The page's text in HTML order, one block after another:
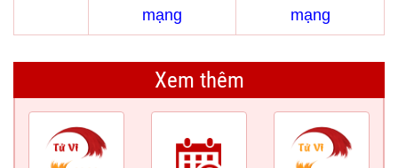
mạng
mạng
Xem thêm